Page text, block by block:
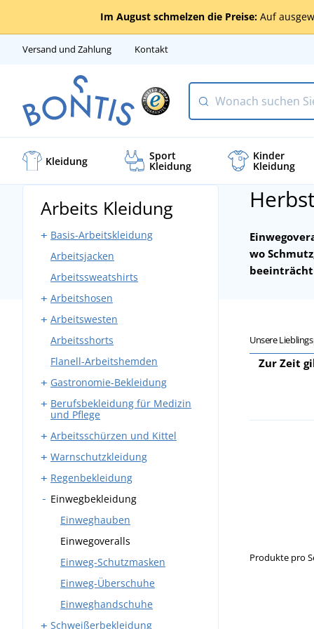
Im August schmelzen die Preise: Auf
Versand und Zahlung Kontakt
Kleidung Sport
Kleidung
Kinder
Kleidung
wo
Arbeits Kleidung
Basis-Arbeitskleidung
Arbeitshosen mit Latz
Arbeitshosen ohne Latz
Bundjacken
Arbeitskleidung Sets
Overalls
Winter-Arbeitskleidung
Arbeitsjacken
Arbeitssweatshirts
Arbeitshosen
Bundhosen
Latzhosen
Arbeitswesten
Westen mit Taschen
Winter-Arbeitswesten
Arbeitsshorts
Flanell-Arbeitshemden
Gastronomie-Bekleidung
Arbeitshosen
Schürzen
Mäntel
Hemden und Blusen
Kochjacken
Kochmützen
Westen und Sweatshirts
Krawatten
Berufsbekleidung für Medizin
und Pflege
Kasacks
Medizinische Kittel
Medizinische Hosen
Westen und Sweatshirts
Arbeitsschürzen und Kittel
Schmiedeschürzen
Schweißerschürzen
Warnschutzkleidung
Warnwesten
Warnschutzjacken
Warnschutz T-Shirts
Warnschutz Sweatshirts
Warnschutzhosen
Warnschutz Rucksäcke
Warnschutz Caps und
Regenbekleidung
Regenmäntel
Regenoveralls
Regenblusen
Regenhosen
Wasserdichte Mäntel
Einwegbekleidung
Einweghauben
Einwegoveralls
Einweg-Schutzmasken
Einweg-Überschuhe
Einweghandschuhe
Schweißerbekleidung
Unsere
Zur Zeit
Produkte pro